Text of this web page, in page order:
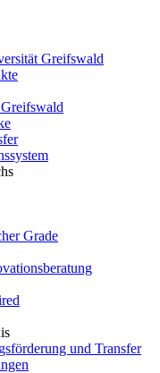
Greifswald
Grade
und Transfer